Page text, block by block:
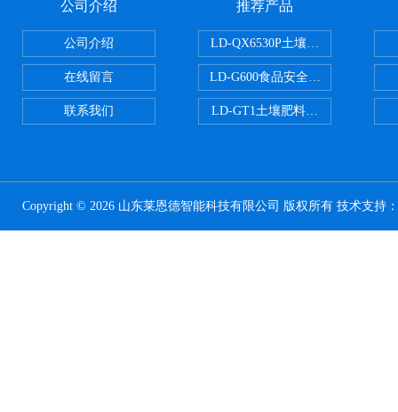
公司介绍
公司介绍
在线留言
联系我们
推荐产品
LD-QX6530P土壤氧化还原电位检
LD-G600食品安全检测仪
LD-GT1土壤肥料养分检测仪
Copyright © 2026 山东莱恩德智能科技有限公司 版权所有 技术支持：